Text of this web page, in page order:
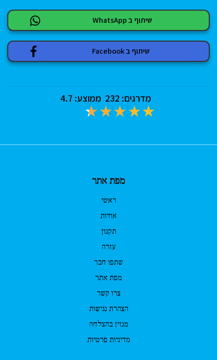
שיתוף ב WhatsApp
שיתוף ב Facebook
מדרגים: 232 ממוצע: 4.7
מפת אתר
ראשי
אודות
תקנון
עזרה
שתפו חבר
מפת אתר
צרו קשר
הצהרת נגישות
מגזין בהצלחה
מדיניות פרטיות